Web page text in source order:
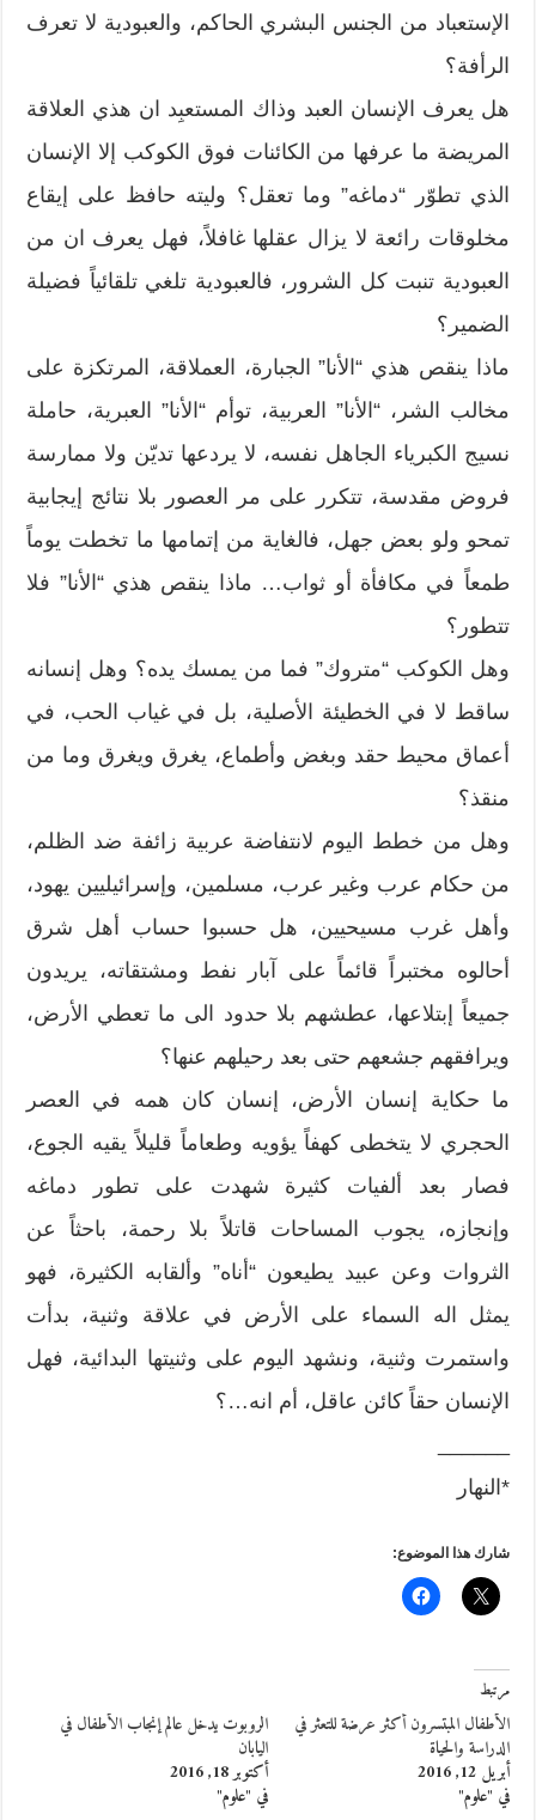
الإستعباد من الجنس البشري الحاكم، والعبودية لا تعرف
الرأفة؟
هل يعرف الإنسان العبد وذاك المستعبِد ان هذي العلاقة
المريضة ما عرفها من الكائنات فوق الكوكب إلا الإنسان
الذي تطوّر “دماغه” وما تعقل؟ وليته حافظ على إيقاع
مخلوقات رائعة لا يزال عقلها غافلاً، فهل يعرف ان من
العبودية تنبت كل الشرور، فالعبودية تلغي تلقائياً فضيلة
الضمير؟
ماذا ينقص هذي “الأنا” الجبارة، العملاقة، المرتكزة على
مخالب الشر، “الأنا” العربية، توأم “الأنا” العبرية، حاملة
نسيج الكبرياء الجاهل نفسه، لا يردعها تديّن ولا ممارسة
فروض مقدسة، تتكرر على مر العصور بلا نتائج إيجابية
تمحو ولو بعض جهل، فالغاية من إتمامها ما تخطت يوماً
طمعاً في مكافأة أو ثواب… ماذا ينقص هذي “الأنا” فلا
تتطور؟
وهل الكوكب “متروك” فما من يمسك يده؟ وهل إنسانه
ساقط لا في الخطيئة الأصلية، بل في غياب الحب، في
أعماق محيط حقد وبغض وأطماع، يغرق ويغرق وما من
منقذ؟
وهل من خطط اليوم لانتفاضة عربية زائفة ضد الظلم،
من حكام عرب وغير عرب، مسلمين، وإسرائيليين يهود،
وأهل غرب مسيحيين، هل حسبوا حساب أهل شرق
أحالوه مختبراً قائماً على آبار نفط ومشتقاته، يريدون
جميعاً إبتلاعها، عطشهم بلا حدود الى ما تعطي الأرض،
ويرافقهم جشعهم حتى بعد رحيلهم عنها؟
ما حكاية إنسان الأرض، إنسان كان همه في العصر
الحجري لا يتخطى كهفاً يؤويه وطعاماً قليلاً يقيه الجوع،
فصار بعد ألفيات كثيرة شهدت على تطور دماغه
وإنجازه، يجوب المساحات قاتلاً بلا رحمة، باحثاً عن
الثروات وعن عبيد يطيعون “أناه” وألقابه الكثيرة، فهو
يمثل اله السماء على الأرض في علاقة وثنية، بدأت
واستمرت وثنية، ونشهد اليوم على وثنيتها البدائية، فهل
الإنسان حقاً كائن عاقل، أم انه…؟
*النهار
شارك هذا الموضوع:
مرتبط
الأطفال المبتسرون أكثر عرضة للتعثر في
الدراسة والحياة
أبريل 12, 2016
في "علوم"
الروبوت يدخل عالم إنجاب الأطفال في
اليابان
أكتوبر 18, 2016
في "علوم"